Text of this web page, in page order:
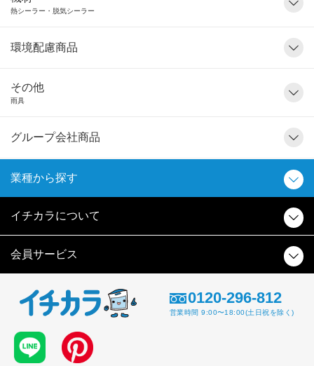
熱シーラー・脱気シーラー
環境配慮商品
その他
雨具
グループ会社商品
業種から探す
イチカラについて
会員サービス
0120-296-812
営業時間 9:00〜18:00(土日祝を除く)